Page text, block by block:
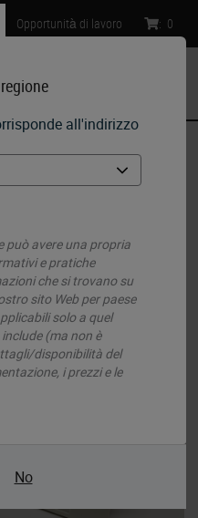
all'indirizzo
può avere una propria
e pratiche
che si trovano su
sito Web per paese
solo a quel
(ma non è
disponibilità del
i prezzi e le
No
Opportunità di lavoro : 0
Knives, and Oils •